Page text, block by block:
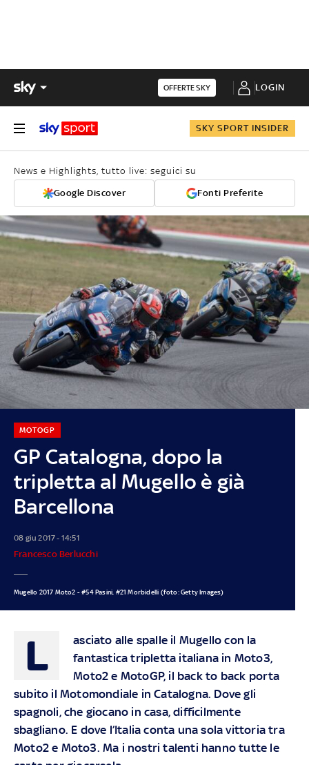
OFFERTE SKY LOGIN
SKY SPORT INSIDER
News e Highlights, tutto live: seguici su
Google Discover Fonti Preferite
GP Catalogna, dopo la
tripletta al Mugello è già
Barcellona
MOTOGP
08 giu 2017 - 14:51
Francesco Berlucchi
Mugello 2017 Moto2 - #54 Pasini, #21 Morbidelli (foto: Getty Images)
L
asciato alle spalle il Mugello con la
fantastica tripletta italiana in Moto3,
Moto2 e MotoGP, il back to back porta
subito il Motomondiale in Catalogna. Dove gli
spagnoli, che giocano in casa, difficilmente
sbagliano. E dove l’Italia conta una sola vittoria tra
Moto2 e Moto3. Ma i nostri talenti hanno tutte le